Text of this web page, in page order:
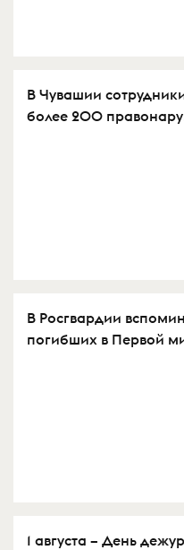
В Чувашии
более 200
В Росгвардии
погибших в Первой
1 августа – День